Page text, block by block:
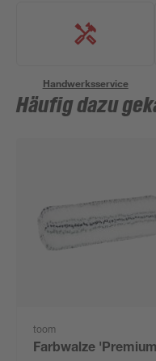
Handwerksservice
Häufig dazu
toom
Farbwalze